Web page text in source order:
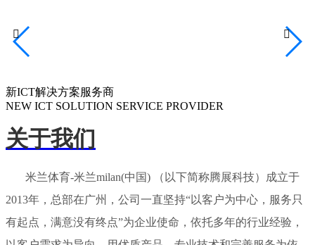
新ICT解决方案服务商
NEW ICT SOLUTION SERVICE PROVIDER
 
关于我们
米兰体育-米兰milan(中国) （以下简称腾展科技）成立于
2013年，总部在广州，公司一直坚持“以客户为中心，服务只
有起点，满意没有终点”为企业使命，依托多年的行业经验，